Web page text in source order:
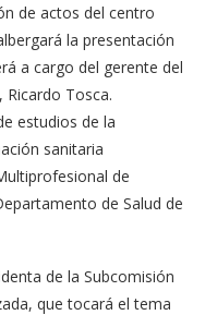
de actos del centro
la presentación
a cargo del gerente del
Tosca.
estudios de la
sanitaria
de
de Salud de
de la Subcomisión
que tocará el tema